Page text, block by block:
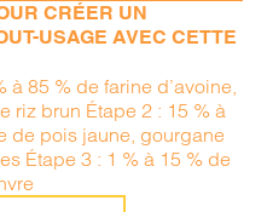
CRÉER UN
USAGE AVEC CETTE
à 85 % de farine d’avoine,
riz brun Étape 2 : 15 % à
de pois jaune, gourgane
Étape 3 : 1 % à 15 % de